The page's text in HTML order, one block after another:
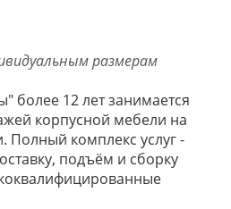
12 лет занимается
корпусной мебели на
Полный комплекс услуг -
подъём и сборку